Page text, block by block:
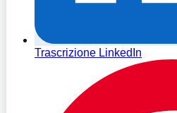
Trascrizione LinkedIn